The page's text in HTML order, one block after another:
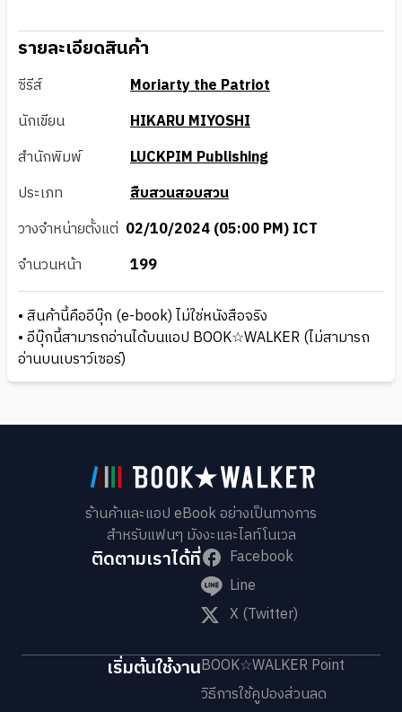
รายละเอียดสินค้า
ซีรีส์
Moriarty the Patriot
นักเขียน
HIKARU MIYOSHI
สำนักพิมพ์
LUCKPIM Publishing
ประเภท
สืบสวนสอบสวน
วางจำหน่ายตั้งแต่ 02/10/2024 (05:00 PM) ICT
จำนวนหน้า
199
• สินค้านี้คืออีบุ๊ก (e-book) ไม่ใช่หนังสือจริง
• อีบุ๊กนี้สามารถอ่านได้บนแอป BOOK☆WALKER (ไม่สามารถ
อ่านบนเบราว์เซอร์)
ร้านค้าและแอป eBook อย่างเป็นทางการ
สำหรับแฟนๆ มังงะและไลท์โนเวล
ติดตามเราได้ที่
Facebook
Line
X (Twitter)
เริ่มต้นใช้งานBOOK☆WALKER Point
วิธีการใช้คูปองส่วนลด